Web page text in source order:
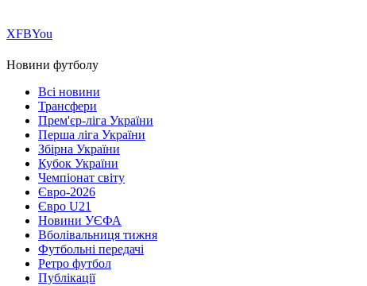
ХFBYou
Новини футболу
Всі новини
Трансфери
Прем'єр-ліга України
Перша ліга України
Збірна України
Кубок України
Чемпіонат світу
Євро-2026
Євро U21
Новини УЄФА
Вболівальниця тижня
Футбольні передачі
Ретро футбол
Публікації